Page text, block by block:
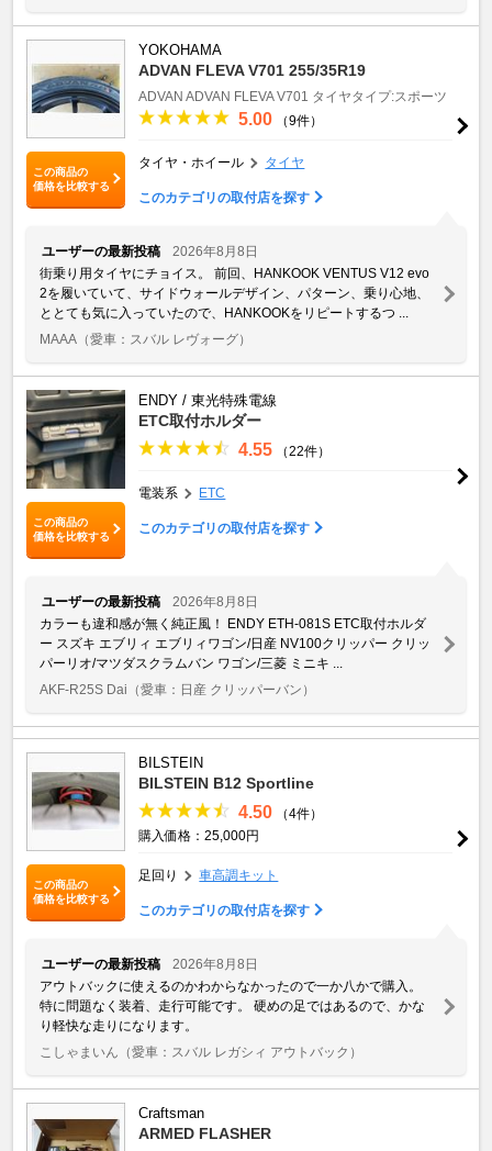
この商品の
価格を比較する
YOKOHAMA
ADVAN FLEVA V701 255/35R19
ADVAN ADVAN FLEVA V701 タイヤタイプ:スポーツ
5.00 （9件）
タイヤ・ホイール タイヤ
このカテゴリの取付店を探す
ユーザーの最新投稿
2026年8月8日
街乗り用タイヤにチョイス。 前回、HANKOOK VENTUS V12 evo
2を履いていて、サイドウォールデザイン、パターン、乗り心地、
ととても気に入っていたので、HANKOOKをリピートするつ ...
MAAA （愛車：スバル レヴォーグ）
この商品の
価格を比較する
ENDY / 東光特殊電線
ETC取付ホルダー
4.55 （22件）
電装系 ETC
このカテゴリの取付店を探す
ユーザーの最新投稿
2026年8月8日
カラーも違和感が無く純正風！ ENDY ETH-081S ETC取付ホルダ
ー スズキ エブリィ エブリィワゴン/日産 NV100クリッパー クリッ
パーリオ/マツダスクラムバン ワゴン/三菱 ミニキ ...
AKF-R25S Dai （愛車：日産 クリッパーバン）
この商品の
価格を比較する
BILSTEIN
BILSTEIN B12 Sportline
4.50
（4件）
購入価格：25,000円
足回り 車高調キット
このカテゴリの取付店を探す
ユーザーの最新投稿
2026年8月8日
アウトバックに使えるのかわからなかったので一か八かで購入。
特に問題なく装着、走行可能です。 硬めの足ではあるので、かな
り軽快な走りになります。
こしゃまいん （愛車：スバル レガシィ アウトバック）
Craftsman
ARMED FLASHER